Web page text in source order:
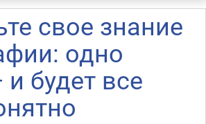
свое знание
одно
будет все